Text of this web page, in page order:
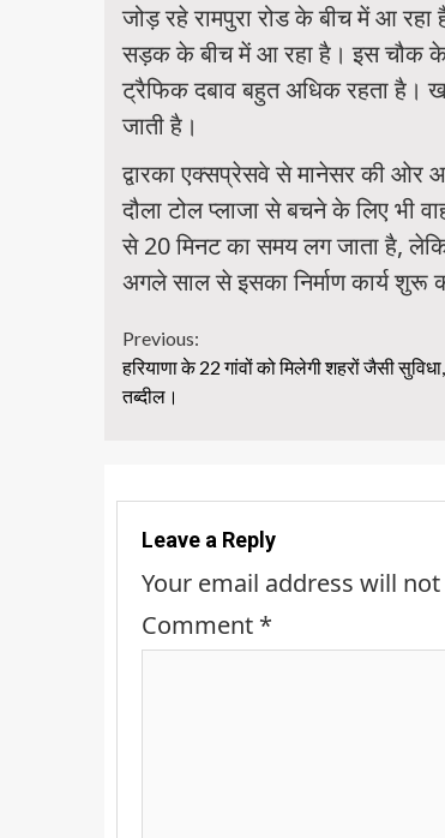
जोड़ रहे रामपुरा रोड के बीच में आ
सड़क के बीच में आ रहा है। इस चौक
ट्रैफिक दबाव बहुत अधिक रहता है।
जाती है।
द्वारका एक्सप्रेसवे से मानेसर की ओर
दौला टोल प्लाजा से बचने के लिए
से 20 मिनट का समय लग जाता है,
अगले साल से इसका निर्माण कार्य शुरू
Continue
Reading
Previous:
हरियाणा के 22 गांवों को मिलेगी शहरों जैसी
तब्दील।
Leave a Reply
Your email address will
Comment *